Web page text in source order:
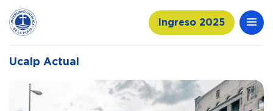
Ingreso 2025
Ucalp Actual